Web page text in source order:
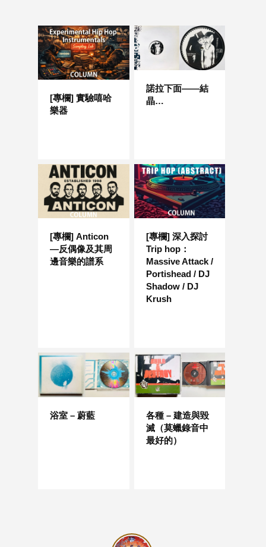
[專欄] 實驗嘻哈
樂器
諾拉下面——結
晶…
[專欄] Anticon
—反偶像及其周
邊音樂的譜系
[專欄] 深入探討
Trip hop：
Massive Attack /
Portishead / DJ
Shadow / DJ
Krush
浴室 – 蔚藍
各種 – 建造與毀
滅（莫蠟錄音中
最好的）